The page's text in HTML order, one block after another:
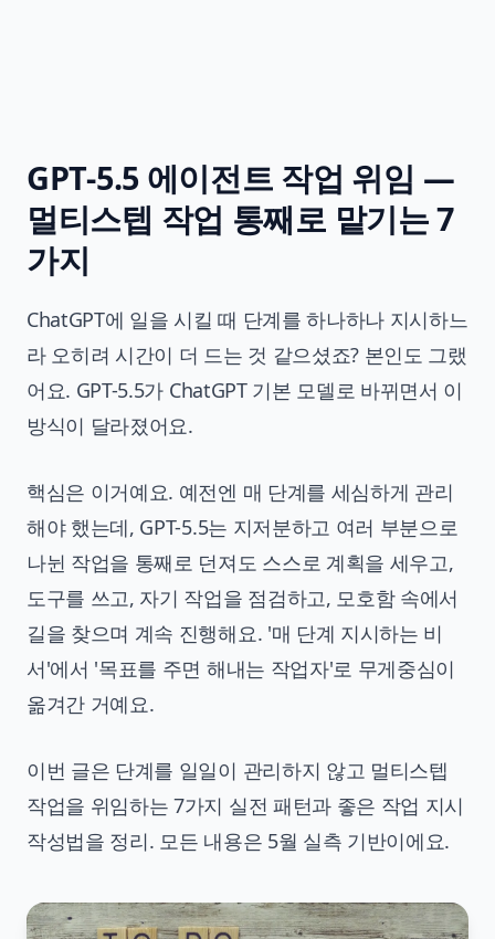
GPT-5.5 에이전트 작업 위임 —
멀티스텝 작업 통째로 맡기는 7
가지
ChatGPT에 일을 시킬 때 단계를 하나하나 지시하느
라 오히려 시간이 더 드는 것 같으셨죠? 본인도 그랬
어요. GPT-5.5가 ChatGPT 기본 모델로 바뀌면서 이
방식이 달라졌어요.
핵심은 이거예요. 예전엔 매 단계를 세심하게 관리
해야 했는데, GPT-5.5는 지저분하고 여러 부분으로
나뉜 작업을 통째로 던져도 스스로 계획을 세우고,
도구를 쓰고, 자기 작업을 점검하고, 모호함 속에서
길을 찾으며 계속 진행해요. '매 단계 지시하는 비
서'에서 '목표를 주면 해내는 작업자'로 무게중심이
옮겨간 거예요.
이번 글은 단계를 일일이 관리하지 않고 멀티스텝
작업을 위임하는 7가지 실전 패턴과 좋은 작업 지시
작성법을 정리. 모든 내용은 5월 실측 기반이에요.